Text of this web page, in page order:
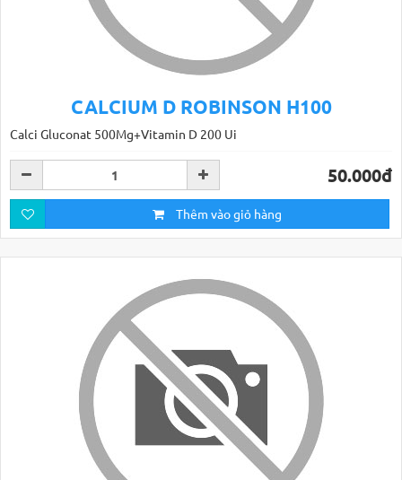
CALCIUM D ROBINSON H100
Calci Gluconat 500Mg+Vitamin D 200 Ui
50.000đ
Thêm vào giỏ hàng